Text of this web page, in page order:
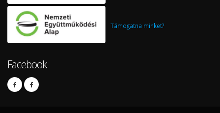
Támogatna minket?
Facebook